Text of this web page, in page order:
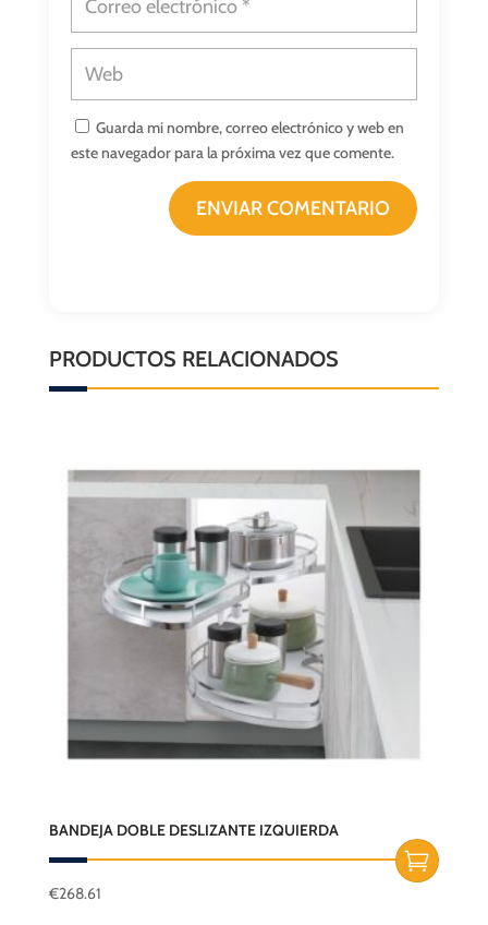
Guarda mi nombre, correo electrónico y web en
este navegador para la próxima vez que comente.
ENVIAR COMENTARIO
PRODUCTOS RELACIONADOS
BANDEJA DOBLE DESLIZANTE IZQUIERDA
€268.61
Este